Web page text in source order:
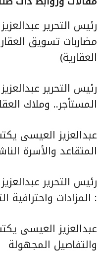
رئيس التحرير
مضاربات تسويق
العقارية)
رئيس التحرير
المستأجر.. وملاك
عبدالعزيز العيسى
المتقاعد والأسرة
رئيس التحرير
: المزادات واحترافية
عبدالعزيز العيسى
والتفاصيل المجهولة